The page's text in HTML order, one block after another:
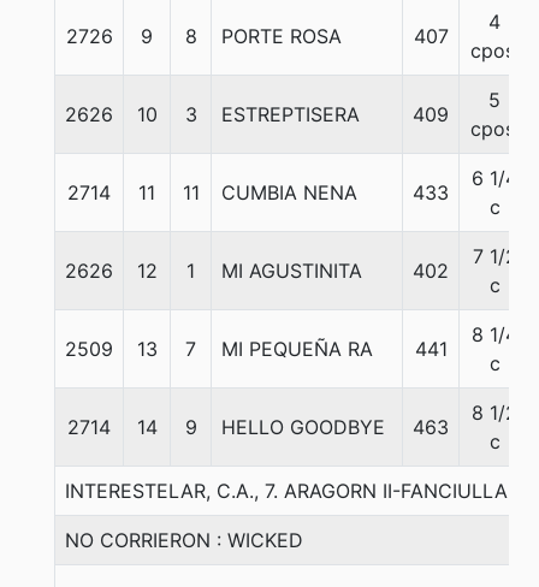
2726 9 8 PORTE ROSA 407
4
cpos.
2626 10 3 ESTREPTISERA 409
5
cpos.
2714 11 11 CUMBIA NENA 433
6 1/4
c
2626 12 1 MI AGUSTINITA 402
7 1/2
c
2509 13 7 MI PEQUEÑA RA 441
8 1/4
c
2714 14 9 HELLO GOODBYE 463
8 1/2
c
INTERESTELAR, C.A., 7. ARAGORN II-FANCIULLA-
NO CORRIERON : WICKED